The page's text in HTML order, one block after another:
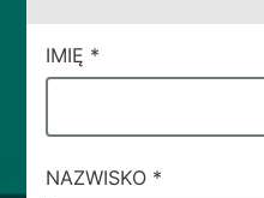
CAMPI
DI
#3
IMIĘ *
NAZWISKO *